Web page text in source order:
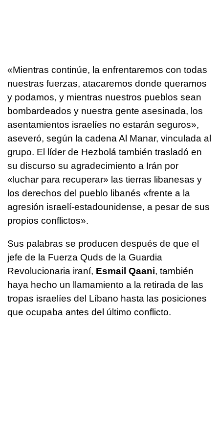
«Mientras continúe, la enfrentaremos con todas
nuestras fuerzas, atacaremos donde queramos
y podamos, y mientras nuestros pueblos sean
bombardeados y nuestra gente asesinada, los
asentamientos israelíes no estarán seguros»,
aseveró, según la cadena Al Manar, vinculada al
grupo. El líder de Hezbolá también trasladó en
su discurso su agradecimiento a Irán por
«luchar para recuperar» las tierras libanesas y
los derechos del pueblo libanés «frente a la
agresión israelí-estadounidense, a pesar de sus
propios conflictos».
Sus palabras se producen después de que el
jefe de la Fuerza Quds de la Guardia
Revolucionaria iraní, Esmail Qaani, también
haya hecho un llamamiento a la retirada de las
tropas israelíes del Líbano hasta las posiciones
que ocupaba antes del último conflicto.